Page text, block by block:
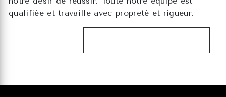
qualifiée et travaille avec propreté et rigueur.